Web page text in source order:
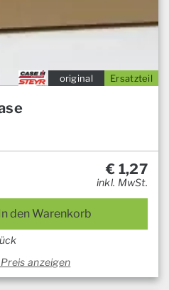
Ersatzteil
original
€ 1,27
inkl. MwSt.
In den Warenkorb
anzeigen